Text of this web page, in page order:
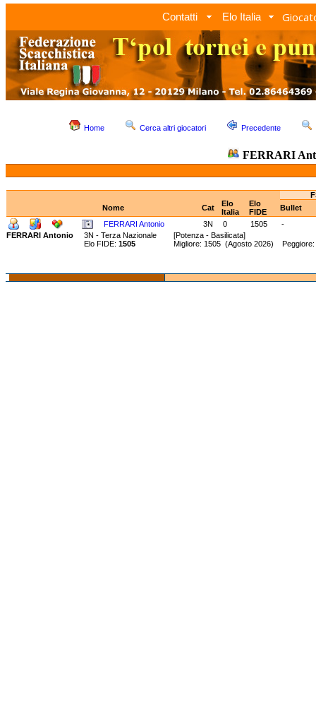
Contatti Elo Italia
Home Cerca altri giocatori Precedente
FERRARI
Nome
Cat
Elo
Italia
Elo
FIDE
Bullet
FERRARI Antonio
3N 0 1505
-
FERRARI Antonio
3N - Terza Nazionale [Potenza - Basilicata]
Elo FIDE: 1505 Migliore: 1505 (Agosto 2026)